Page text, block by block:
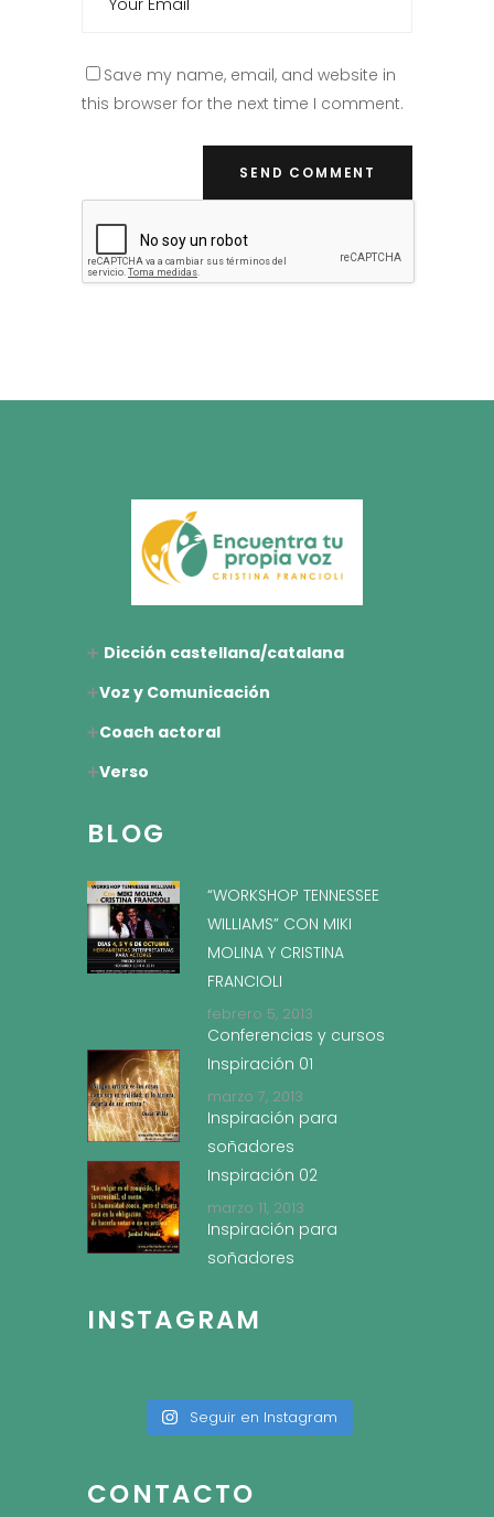
Save my name, email, and website in
this browser for the next time I comment.
➕ Dicción castellana/catalana
➕Voz y Comunicación
➕Coach actoral
➕Verso
BLOG
“WORKSHOP TENNESSEE
WILLIAMS” CON MIKI
MOLINA Y CRISTINA
FRANCIOLI
febrero 5, 2013
Conferencias y cursos
Inspiración 01
marzo 7, 2013
Inspiración para
soñadores
Inspiración 02
marzo 11, 2013
Inspiración para
soñadores
INSTAGRAM
Seguir en Instagram
CONTACTO